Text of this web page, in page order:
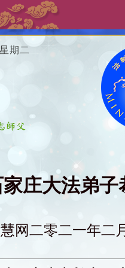
期二
庄大法弟
慧网二零二一年二